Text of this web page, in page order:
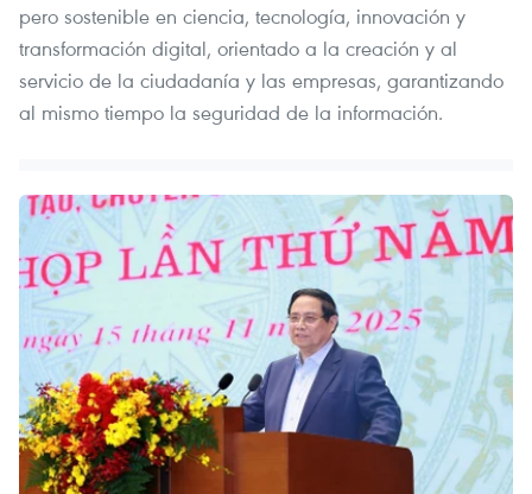
pero sostenible en ciencia, tecnología, innovación y
transformación digital, orientado a la creación y al
servicio de la ciudadanía y las empresas, garantizando
al mismo tiempo la seguridad de la información.